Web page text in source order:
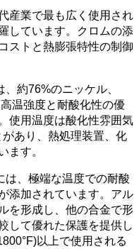
産業で最も広く使用され
しています。クロムの添
ストと熱膨張特性の制御
約76%のニッケル、
温強度と耐酸化性の優
使用温度は酸化性雰囲気
あり、熱処理装置、化
ます。
、極端な温度での耐酸
添加されています。アル
を形成し、他の合金で形
して優れた保護を提供し
以上で使用される